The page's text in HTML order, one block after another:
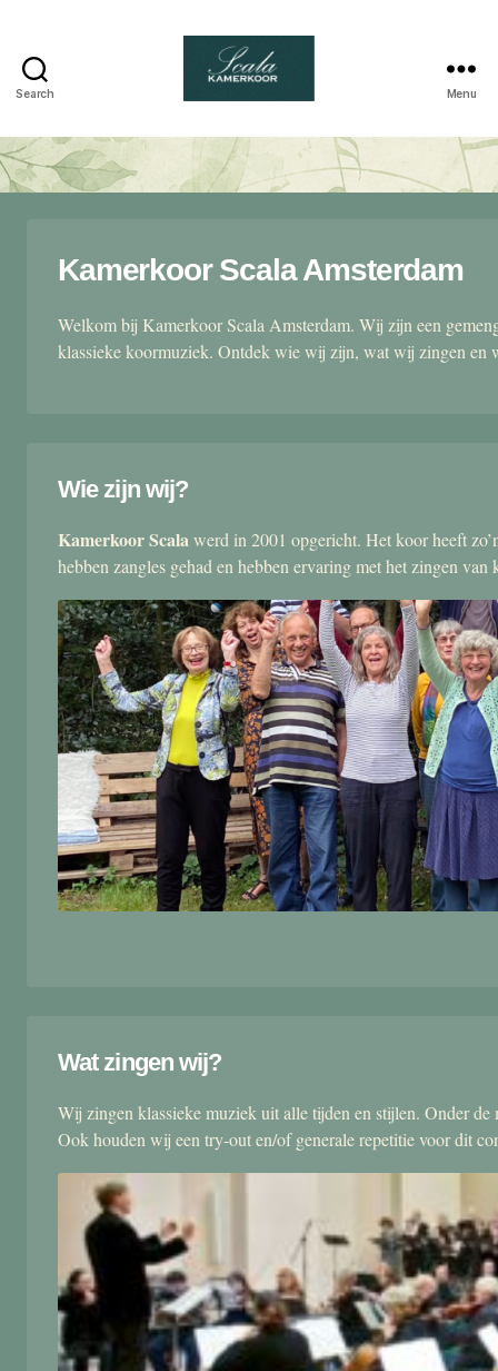
Search
kamerkoor
Menu
Kamerkoor Scala Amsterdam
Welkom bij Kamerkoor Scala Amsterdam. Wij zijn een
klassieke koormuziek. Ontdek wie wij zijn, wat wij zingen en
Wie zijn wij?
Kamerkoor Scalawerd in 2001 opgericht. Het koor heeft
hebben zangles gehad en hebben ervaring met het zingen van
Wat zingen wij?
Wij zingen klassieke muziek uit alle tijden en stijlen. Onder
Ook houden wij een try-out en/of generale repetitie voor dit